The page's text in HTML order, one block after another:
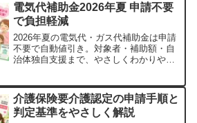
電気代補助金2026年夏 申請不要
で負担軽減
2026年夏の電気代・ガス代補助金は申請
不要で自動値引き。対象者・補助額・自
治体独自支援まで、やさしくわかりやす
介護保険要介護認定の申請手順と
判定基準をやさしく解説